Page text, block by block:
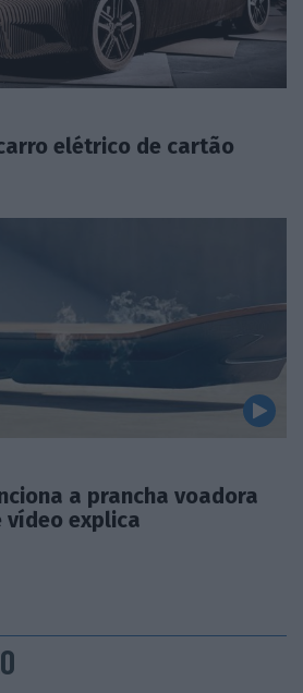
elétrico de cartão
a prancha voadora
vídeo explica